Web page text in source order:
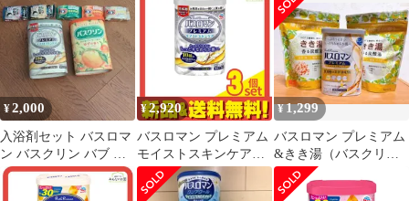
売り
とめ売り
¥2,000
入浴剤セット バスロマ
ン バスクリン バブ ま
とめ売り
¥2,920
バスロマン プレミアム
モイストスキンケア
600g 3個セット まとめ
売り
¥1,299
バスロマン プレミアム
&きき湯（バスクリ
ン）×2の3個セット